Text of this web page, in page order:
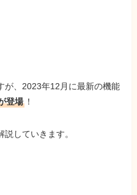
が、2023年12月に最新の機能
登場
説していきます。